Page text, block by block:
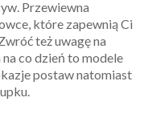
Przewiewna
które zapewnią Ci
też uwagę na
co dzień to modele
postaw natomiast